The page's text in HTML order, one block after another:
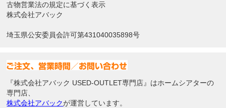
古物営業法の規定に基づく表示
株式会社アバック
埼玉県公安委員会許可第431040035898号
『株式会社アバック USED-OUTLET専門店』はホームシアターの
専門店、
株式会社アバックが運営しています。